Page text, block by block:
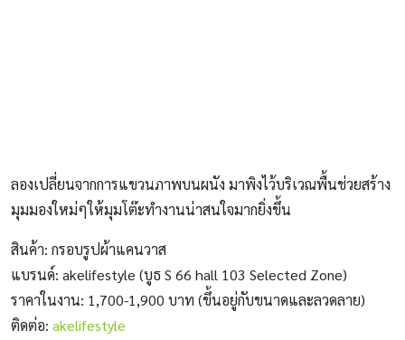
ลองเปลี่ยนจากการแขวนภาพบนผนัง มาพิงไว้บริเวณพื้นช่วยสร้าง
มุมมองใหม่ๆให้มุมโต๊ะทำงานน่าสนใจมากยิ่งขึ้น
สินค้า: กรอบรูปผ้าแคนวาส
แบรนด์: akelifestyle (บูธ S 66 hall 103 Selected Zone)
ราคาในงาน: 1,700-1,900 บาท (ขึ้นอยู่กับขนาดและลวดลาย)
ติดต่อ: akelifestyle